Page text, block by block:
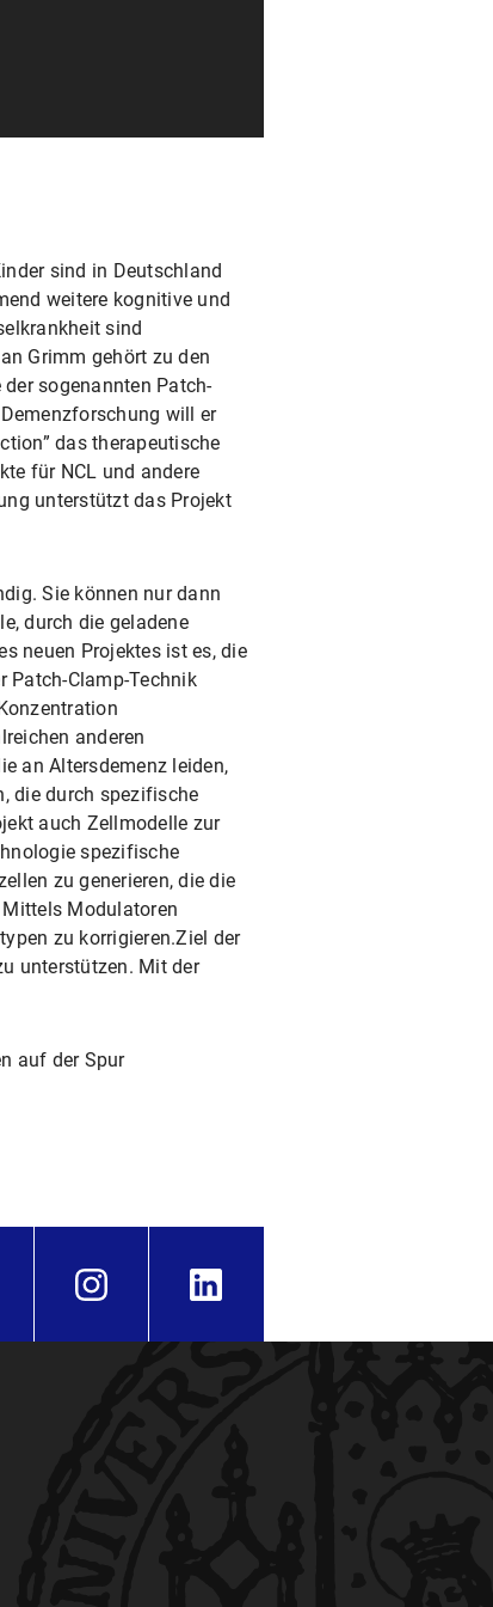
sind in Deutschland
weitere kognitive und
sind
Grimm gehört zu den
sogenannten Patch-
will er
das therapeutische
für NCL und andere
unterstützt das Projekt
Sie können nur dann
durch die geladene
neuen Projektes ist es, die
Patch-Clamp-Technik
anderen
an Altersdemenz leiden,
die durch spezifische
auch Zellmodelle zur
spezifische
zu generieren, die die
Modulatoren
zu korrigieren.Ziel der
unterstützen. Mit der
auf der Spur